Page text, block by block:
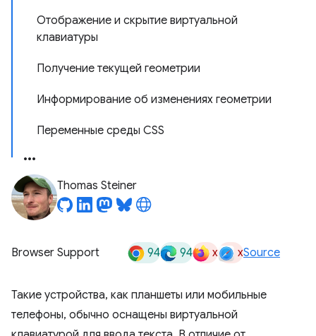
Отображение и скрытие виртуальной
клавиатуры
Получение текущей геометрии
Информирование об изменениях геометрии
Переменные среды CSS
Thomas Steiner
Browser Support 94 94 x xSource
Такие устройства, как планшеты или мобильные
телефоны, обычно оснащены виртуальной